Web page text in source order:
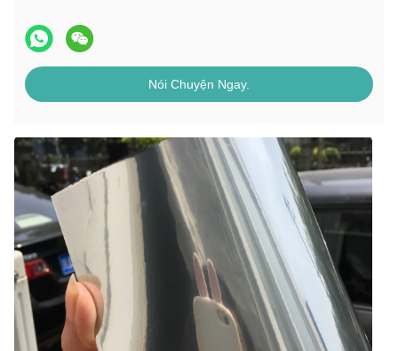
Nói Chuyện Ngay.